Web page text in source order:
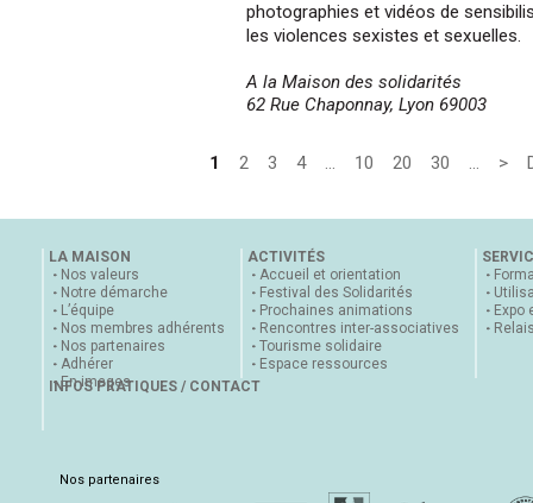
photographies et vidéos de
les violences sexistes et sexuelles.
A la Maison des solidarités
62 Rue Chaponnay, Lyon 69003
1 2 3 4 … 10 20 30 … >
LA MAISON
Nos valeurs
Notre démarche
L’équipe
Nos membres adhérents
Nos partenaires
Adhérer
En images
ACTIVITÉS
Accueil et orientation
Festival des Solidarités
Prochaines animations
Rencontres inter-associatives
Tourisme solidaire
Espace ressources
Expo
INFOS PRATIQUES / CONTACT
Nos partenaires